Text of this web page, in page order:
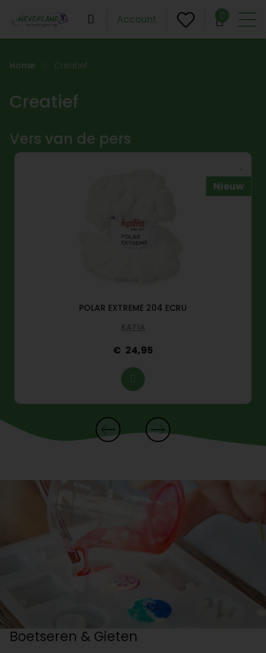
Account 0
Home Creatief
Creatief
Vers van de pers
Nieuw
POLAR EXTREME 204 ECRU
KATIA
24,95
Boetseren & Gieten